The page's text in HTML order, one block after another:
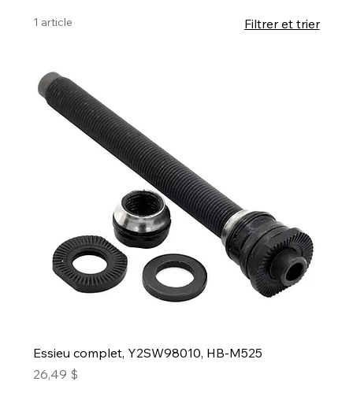
1 article Filtrer et trier
Essieu complet, Y2SW98010, HB-M525
Prix
26,49 $